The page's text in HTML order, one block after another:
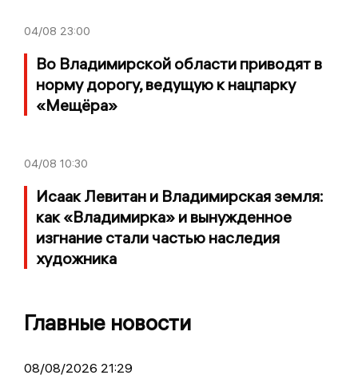
04/08 23:00
Во Владимирской области приводят в
норму дорогу, ведущую к нацпарку
«Мещёра»
04/08 10:30
Исаак Левитан и Владимирская земля:
как «Владимирка» и вынужденное
изгнание стали частью наследия
художника
Главные новости
08/08/2026 21:29